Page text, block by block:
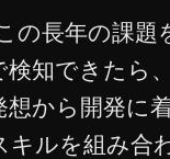
の長年の課
検知できたら
想から開発に
キルを組み合